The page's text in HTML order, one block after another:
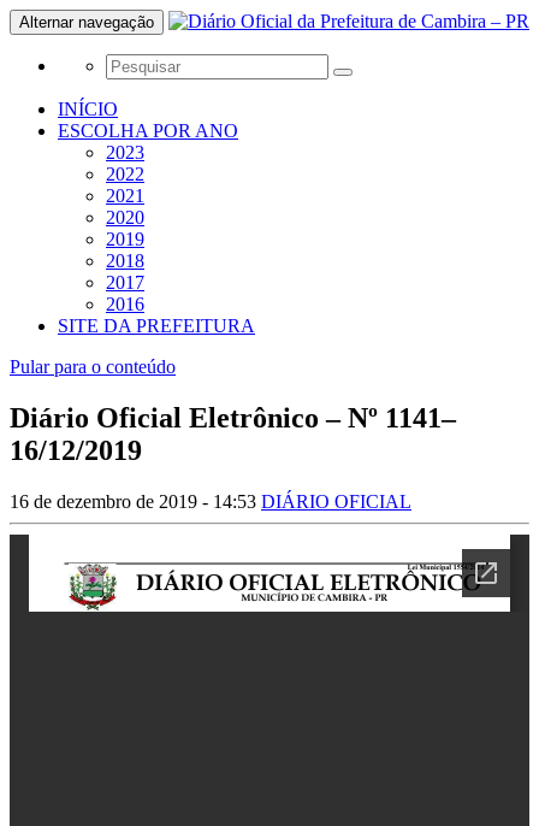
Alternar navegação
INÍCIO
ESCOLHA POR ANO
2023
2022
2021
2020
2019
2018
2017
2016
SITE DA PREFEITURA
Pular para o conteúdo
Diário Oficial Eletrônico – Nº 1141–
16/12/2019
16 de dezembro de 2019 - 14:53 DIÁRIO OFICIAL